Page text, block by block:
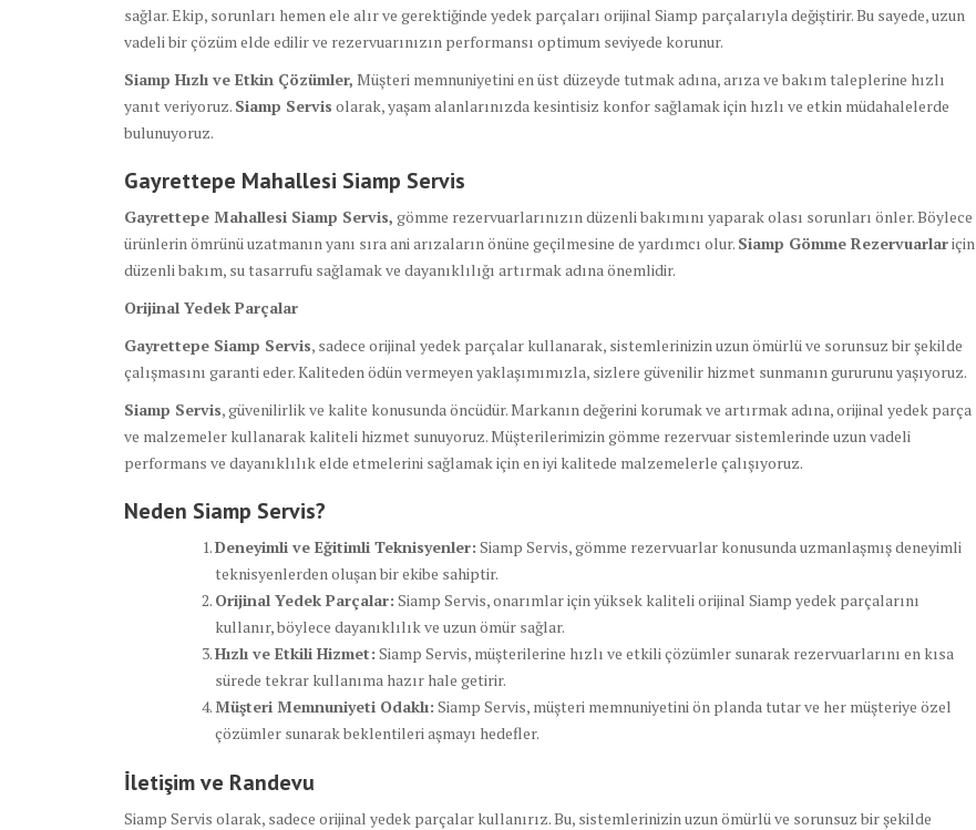
sağlar. Ekip, sorunları hemen ele alır ve gerektiğinde yedek parçaları orijinal Siamp parçalarıyla değiştirir. Bu sayede, uzun
vadeli bir çözüm elde edilir ve rezervuarınızın performansı optimum seviyede korunur.
Siamp Hızlı ve Etkin Çözümler, Müşteri memnuniyetini en üst düzeyde tutmak adına, arıza ve bakım taleplerine hızlı
yanıt veriyoruz. Siamp Servis olarak, yaşam alanlarınızda kesintisiz konfor sağlamak için hızlı ve etkin müdahalelerde
bulunuyoruz.
Gayrettepe Mahallesi Siamp Servis
Gayrettepe Mahallesi Siamp Servis, gömme rezervuarlarınızın düzenli bakımını yaparak olası sorunları önler. Böylece
ürünlerin ömrünü uzatmanın yanı sıra ani arızaların önüne geçilmesine de yardımcı olur. Siamp Gömme Rezervuarlariçin
düzenli bakım, su tasarrufu sağlamak ve dayanıklılığı artırmak adına önemlidir.
Orijinal Yedek Parçalar
Gayrettepe Siamp Servis, sadece orijinal yedek parçalar kullanarak, sistemlerinizin uzun ömürlü ve sorunsuz bir şekilde
çalışmasını garanti eder. Kaliteden ödün vermeyen yaklaşımımızla, sizlere güvenilir hizmet sunmanın gururunu yaşıyoruz.
Siamp Servis, güvenilirlik ve kalite konusunda öncüdür. Markanın değerini korumak ve artırmak adına, orijinal yedek parça
ve malzemeler kullanarak kaliteli hizmet sunuyoruz. Müşterilerimizin gömme rezervuar sistemlerinde uzun vadeli
performans ve dayanıklılık elde etmelerini sağlamak için en iyi kalitede malzemelerle çalışıyoruz.
Neden Siamp Servis?
Deneyimli ve Eğitimli Teknisyenler: Siamp Servis, gömme rezervuarlar konusunda uzmanlaşmış deneyimli
teknisyenlerden oluşan bir ekibe sahiptir.
Orijinal Yedek Parçalar: Siamp Servis, onarımlar için yüksek kaliteli orijinal Siamp yedek parçalarını
kullanır, böylece dayanıklılık ve uzun ömür sağlar.
Hızlı ve Etkili Hizmet: Siamp Servis, müşterilerine hızlı ve etkili çözümler sunarak rezervuarlarını en kısa
sürede tekrar kullanıma hazır hale getirir.
Müşteri Memnuniyeti Odaklı: Siamp Servis, müşteri memnuniyetini ön planda tutar ve her müşteriye özel
çözümler sunarak beklentileri aşmayı hedefler.
İletişim ve Randevu
Siamp Servis olarak, sadece orijinal yedek parçalar kullanırız. Bu, sistemlerinizin uzun ömürlü ve sorunsuz bir şekilde